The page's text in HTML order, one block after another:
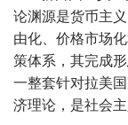
论渊源是货币主
由化、价格市场
策体系，其完成形
一整套针对拉美
济理论，是社会